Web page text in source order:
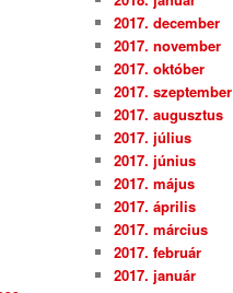
2017. december
2017. november
2017. október
2017. szeptember
2017. augusztus
2017. július
2017. június
2017. május
2017. április
2017. március
2017. február
2017. január